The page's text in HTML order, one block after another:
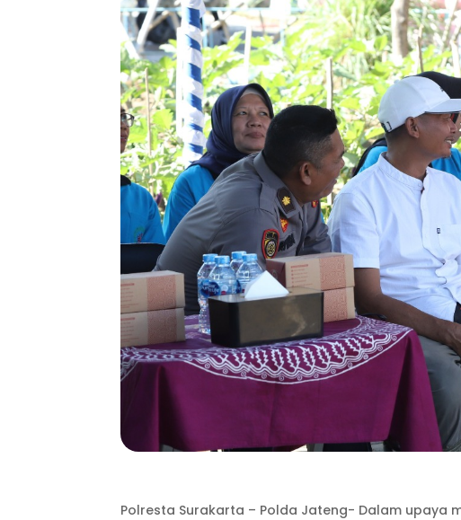
Polresta Surakarta – Polda Jateng- Dalam upaya